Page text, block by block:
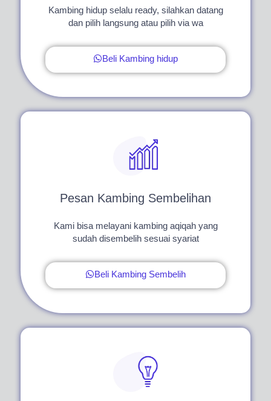
Kambing hidup selalu ready, silahkan datang
dan pilih langsung atau pilih via wa
Beli Kambing hidup
Pesan Kambing Sembelihan
Kami bisa melayani kambing aqiqah yang
sudah disembelih sesuai syariat
Beli Kambing Sembelih